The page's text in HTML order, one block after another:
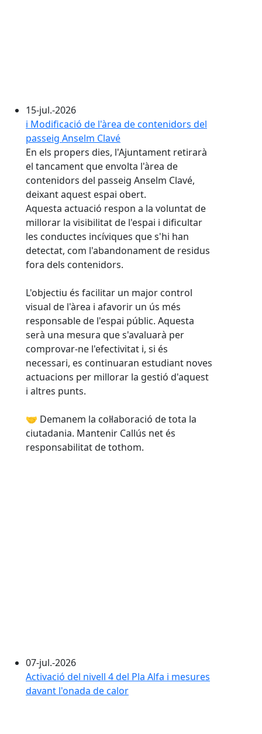
15-jul.-2026
ℹ️ Modificació de l'àrea de contenidors del
passeig Anselm Clavé
En els propers dies, l'Ajuntament retirarà
el tancament que envolta l'àrea de
contenidors del passeig Anselm Clavé,
deixant aquest espai obert.
Aquesta actuació respon a la voluntat de
millorar la visibilitat de l'espai i dificultar
les conductes incíviques que s'hi han
detectat, com l'abandonament de residus
fora dels contenidors.
L'objectiu és facilitar un major control
visual de l'àrea i afavorir un ús més
responsable de l'espai públic. Aquesta
serà una mesura que s'avaluarà per
comprovar-ne l'efectivitat i, si és
necessari, es continuaran estudiant noves
actuacions per millorar la gestió d'aquest
i altres punts.
🤝 Demanem la col·laboració de tota la
ciutadania. Mantenir Callús net és
responsabilitat de tothom.
07-jul.-2026
Activació del nivell 4 del Pla Alfa i mesures
davant l'onada de calor